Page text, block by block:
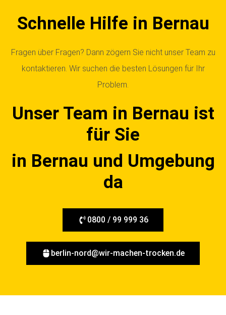
Schnelle Hilfe in Bernau
Fragen über Fragen? Dann zögern Sie nicht unser Team zu
kontaktieren. Wir suchen die besten Lösungen für Ihr
Problem.
Unser Team in Bernau ist
für Sie
in Bernau und Umgebung
da
0800 / 99 999 36
berlin-nord@wir-machen-trocken.de